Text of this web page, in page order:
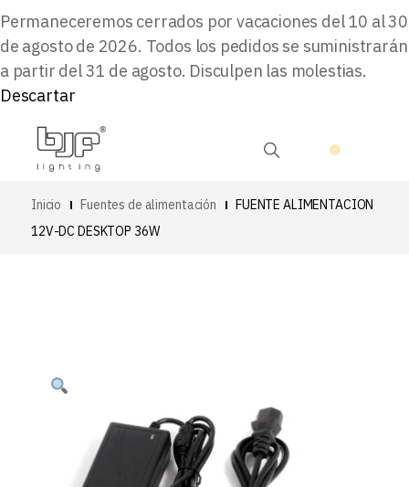
Permaneceremos cerrados por vacaciones del 10 al 30
de agosto de 2026. Todos los pedidos se suministrarán
a partir del 31 de agosto. Disculpen las molestias.
Descartar
Inicio Fuentes de alimentación
FUENTE ALIMENTACION
12V-DC DESKTOP 36W